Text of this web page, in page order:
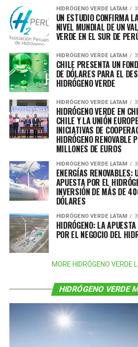
HIDRÓGENO VERDE LATAM
UN ESTUDIO CONFIRMA
NIVEL MUNDIAL DE UN
VERDE EN EL SUR DE
HIDRÓGENO VERDE LATAM
CHILE PRESENTA UN
DE DÓLARES PARA EL
HIDRÓGENO VERDE
HIDRÓGENO VERDE LATAM
HIDRÓGENO VERDE EN
CHILE Y LA UNIÓN
INICIATIVAS DE
HIDRÓGENO RENOVABLE
MILLONES DE EUROS
HIDRÓGENO VERDE LATAM
ENERGÍAS RENOVABLES:
APUESTA POR EL
INVERSIÓN DE MÁS DE
DÓLARES
HIDRÓGENO VERDE LATAM
HIDRÓGENO: LA
POR EL NEGOCIO DEL
MORE HIDRÓGENO VERDE
HIDRÓGENO VERDE